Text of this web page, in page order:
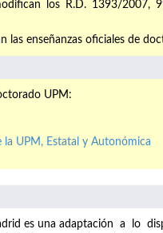
los R.D. 1393/2007,
las enseñanzas oficiales de
UPM:
UPM, Estatal y Autonómica
es una adaptación a lo